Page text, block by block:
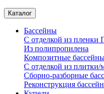
Каталог
Бассейны
С отделкой из
Из полипропилена
Композитные
С отделкой из плитки/
Сборно-разборные
Реконструкция